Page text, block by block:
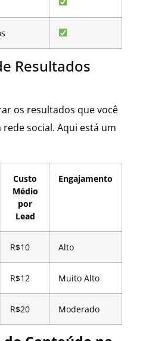
Resultados
os resultados que você
social. Aqui está um
Custo
Médio
por
Lead
Engajamento
R$10 Alto
R$12 Muito Alto
R$20 Moderado